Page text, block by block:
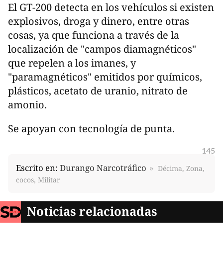
El GT-200 detecta en los vehículos si existen
explosivos, droga y dinero, entre otras
cosas, ya que funciona a través de la
localización de "campos diamagnéticos"
que repelen a los imanes, y
"paramagnéticos" emitidos por químicos,
plásticos, acetato de uranio, nitrato de
amonio.
Se apoyan con tecnología de punta.
145
Escrito en: Durango Narcotráfico
Décima, Zona,
cocos, Militar
Noticias relacionadas